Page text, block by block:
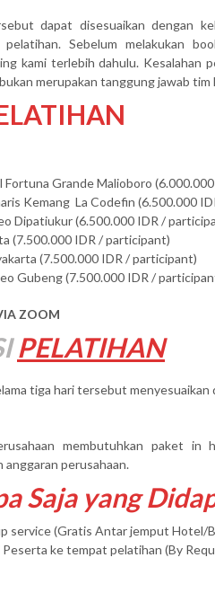
dapat disesuaikan dengan
pelatihan. Sebelum melakukan
kami terlebih dahulu.
merupakan tanggung jawab tim
Fortuna Grande Malioboro
Kemang La Codefin (6.500.000
Dipatiukur (6.500.000 IDR /
(7.500.000 IDR / participant)
(7.500.000 IDR / participant)
Gubeng (7.500.000 IDR /
ZOOM
PELATIHAN
tiga hari tersebut
membutuhkan paket in
anggaran perusahaan.
Saja yang
service (Gratis Antar jemput Hotel/
Peserta ke tempat pelatihan (By